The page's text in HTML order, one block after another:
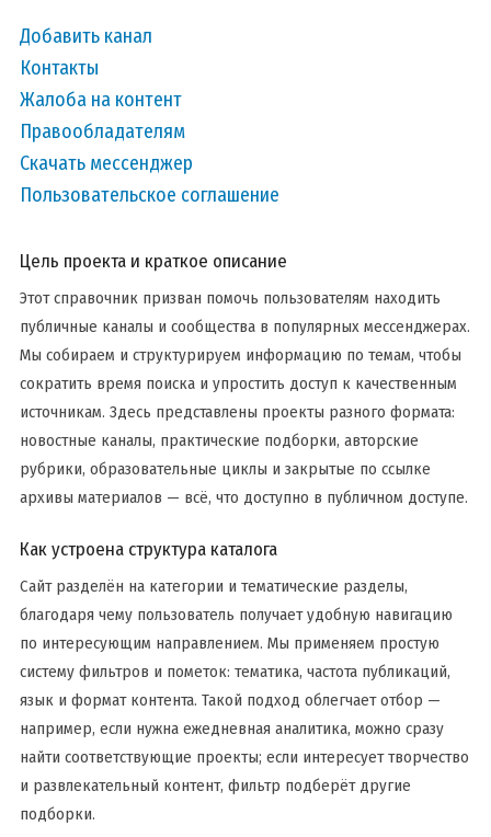
Добавить канал
Контакты
Жалоба на контент
Правообладателям
Скачать мессенджер
Пользовательское соглашение
Цель проекта и краткое описание
Этот справочник призван помочь пользователям находить
публичные каналы и сообщества в популярных мессенджерах.
Мы собираем и структурируем информацию по темам, чтобы
сократить время поиска и упростить доступ к качественным
источникам. Здесь представлены проекты разного формата:
новостные каналы, практические подборки, авторские
рубрики, образовательные циклы и закрытые по ссылке
архивы материалов — всё, что доступно в публичном доступе.
Как устроена структура каталога
Сайт разделён на категории и тематические разделы,
благодаря чему пользователь получает удобную навигацию
по интересующим направлением. Мы применяем простую
систему фильтров и пометок: тематика, частота публикаций,
язык и формат контента. Такой подход облегчает отбор —
например, если нужна ежедневная аналитика, можно сразу
найти соответствующие проекты; если интересует творчество
и развлекательный контент, фильтр подберёт другие
подборки.